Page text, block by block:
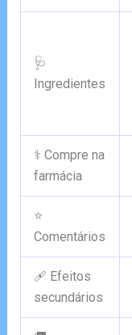
🩺
Ingredientes
⚕️ Compre na
farmácia
⭐
Comentários
🩹 Efeitos
secundários